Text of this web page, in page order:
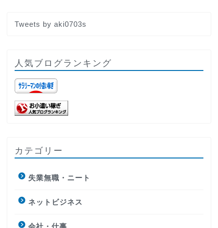
Tweets by aki0703s
人気ブログランキング
カテゴリー
失業無職・ニート
ネットビジネス